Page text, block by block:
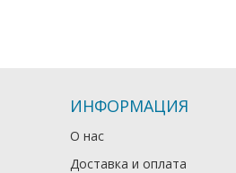
ИНФОРМАЦИЯ
О нас
Доставка и оплата